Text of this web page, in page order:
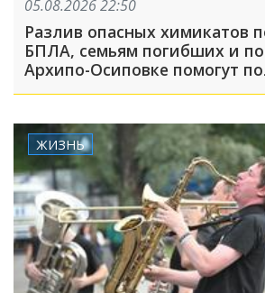
05.08.2026 22:50
Разлив опасных химикатов
БПЛА, семьям погибших и пострадавших в
Архипо-Осиповке помогут
ЖИЗНЬ